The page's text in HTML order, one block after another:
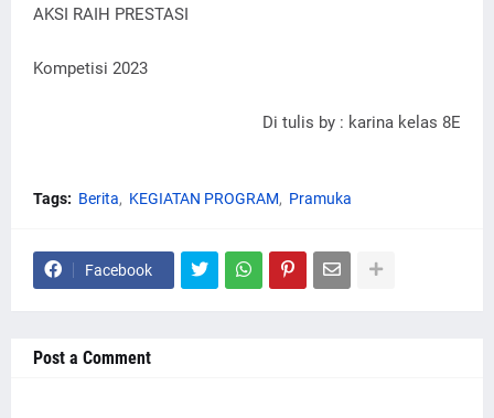
AKSI RAIH PRESTASI
Kompetisi 2023
Di tulis by : karina kelas 8E
Tags: Berita KEGIATAN PROGRAM Pramuka
Facebook
Post a Comment